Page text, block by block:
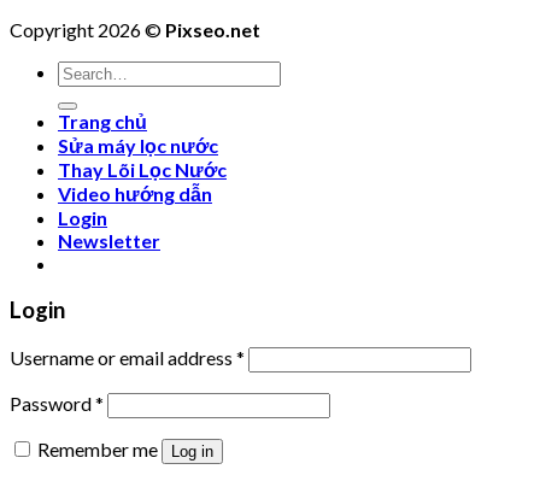
Copyright 2026 © Pixseo.net
Search
for:
Trang chủ
Sửa máy lọc nước
Thay Lõi Lọc Nước
Video hướng dẫn
Login
Newsletter
Login
Username or email address *
Password*
Remember me
Log in